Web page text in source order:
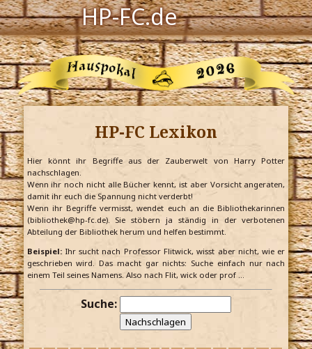
HP-FC.de
Navigation
Harry Potter
Der HP-FC
Hogwarts
Zauberwelt
Willkommen
Jetzt Fanclub-Mitglied werden!
HP-FC Lexikon
Hier könnt ihr Begriffe aus der Zauberwelt von Harry Potter
nachschlagen.
Wenn ihr noch nicht alle Bücher kennt, ist aber Vorsicht angeraten,
damit ihr euch die Spannung nicht verderbt!
Wenn ihr Begriffe vermisst, wendet euch an die Bibliothekarinnen
(bibliothek@hp-fc.de). Sie stöbern ja ständig in der verbotenen
Abteilung der Bibliothek herum und helfen bestimmt.
Beispiel:Ihr sucht nach Professor Flitwick, wisst aber nicht, wie er
geschrieben wird. Das macht gar nichts: Suche einfach nur nach
einem Teil seines Namens. Also nach Flit, wick oder prof …
Suche: